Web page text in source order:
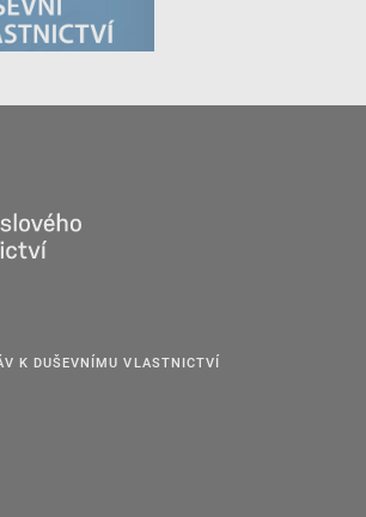
K DUŠEVNÍMU VLASTNICTVÍ